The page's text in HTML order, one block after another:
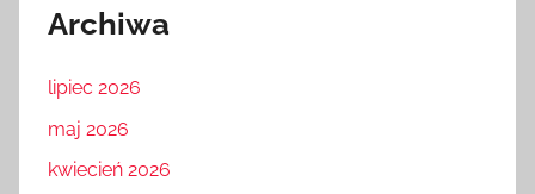
Archiwa
lipiec 2026
maj 2026
kwiecień 2026